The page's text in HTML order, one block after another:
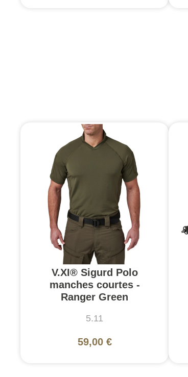
V.XI® Sigurd Polo
manches courtes -
Ranger Green
5.11
59,00 €